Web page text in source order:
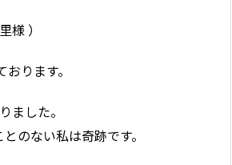
様 ）
ります。
ました。
のない私は奇跡です。